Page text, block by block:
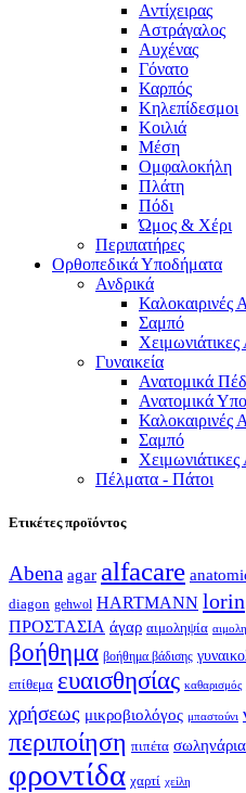
Αντίχειρας
Αστράγαλος
Αυχένας
Γόνατο
Καρπός
Κηλεπίδεσμοι
Κοιλιά
Μέση
Ομφαλοκήλη
Πλάτη
Πόδι
Ώμος & Χέρι
Περιπατήρες
Ορθοπεδικά Υποδήματα
Ανδρικά
Καλοκαιρινές
Σαμπό
Γυναικεία
Ανατομικά
Ανατομικά
Καλοκαιρινές
Σαμπό
Πέλματα - Πάτοι
Ετικέτες προϊόντος
Abena agar alfacare
diagon gehwol HARTMANN lorin
ΠΡΟΣΤΑΣΙΑ άγαρ αιμοληψία
βοήθημα βοήθημα βάδισης
επίθεμα ευαισθησίας καθαρισμός
χρήσεως μικροβιολόγος μπαστούνι
περιποίηση πιπέτα σωληνάρια
φροντίδα χαρτί χείλη